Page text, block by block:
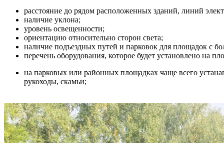
расстояние до рядом расположенных зданий, линий
наличие уклона;
уровень освещенности;
ориентацию относительно сторон света;
наличие подъездных путей и парковок для площадок с
перечень оборудования, которое будет установлено на
на парковых или районных площадках чаще всего
рукоходы, скамьи;